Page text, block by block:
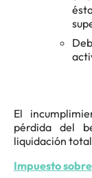
El
pérdida del
liquidación
Impuesto